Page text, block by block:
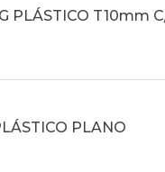
PLÁSTICO T10mm
PLANO